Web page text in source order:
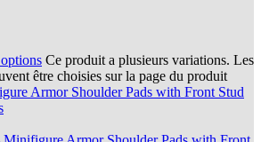
Ce produit a plusieurs variations. Les
être choisies sur la page du produit